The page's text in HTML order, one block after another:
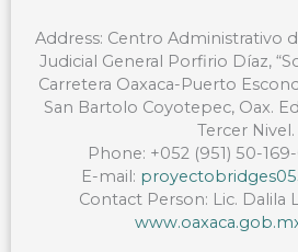
Address: Centro Administrativo
Judicial General Porfirio Díaz,
Carretera Oaxaca-Puerto
San Bartolo Coyotepec, Oax.
Tercer Nivel.
Phone: +052 (951) 50-
E-mail:
Contact Person: Lic. Dalila